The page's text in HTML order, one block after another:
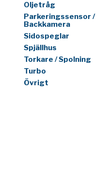
Oljetråg
Parkeringssensor /
Backkamera
Sidospeglar
Spjällhus
Torkare / Spolning
Turbo
Övrigt